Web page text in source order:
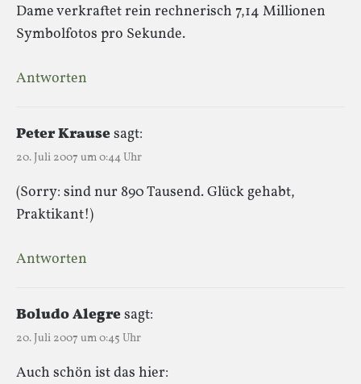
Dame verkraftet rein rechnerisch 7,14 Millionen
Symbolfotos pro Sekunde.
Antworten
Peter Krausesagt:
20. Juli 2007 um 0:44 Uhr
(Sorry: sind nur 890 Tausend. Glück gehabt,
Praktikant!)
Antworten
Boludo Alegresagt:
20. Juli 2007 um 0:45 Uhr
Auch schön ist das hier: